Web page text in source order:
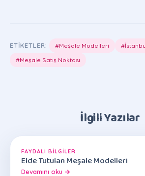
ETIKETLER: #Meşale Modelleri
#Meşale Satış Noktası
İlgili Yazılar
FAYDALI BILGILER
Elde Tutulan Meşale Modelleri
Devamını oku →